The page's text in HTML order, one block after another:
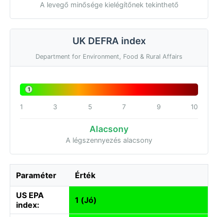
A levegő minősége kielégítőnek tekinthető
UK DEFRA index
Department for Environment, Food & Rural Affairs
1
1 3 5 7 9 10
Alacsony
A légszennyezés alacsony
Paraméter Érték
US EPA
index:
1 (Jó)